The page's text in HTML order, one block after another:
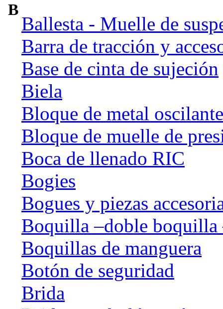
B
Ballesta - Muelle de
Barra de tracción y
Base de cinta de sujeción
Biela
Bloque de metal oscilante
Bloque de muelle de
Boca de llenado RIC
Bogies
Bogues y piezas
Boquilla –doble
Boquillas de manguera
Botón de seguridad
Brida